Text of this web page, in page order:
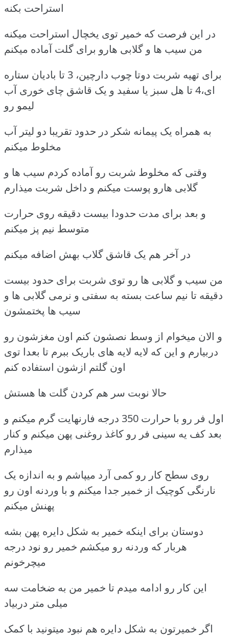
استراحت بکنه
در این فرصت که خمیر توی یخچال استراحت میکنه
من سیب ها و گلابی هارو برای گلت آماده میکنم
برای تهیه شربت دوتا چوب دارچین، 3 تا بادیان ستاره
ای،4 تا هل سبز یا سفید و یک قاشق چای خوری آب
لیمو رو
به همراه یک پیمانه شکر در حدود تقریبا دو لیتر آب
مخلوط میکنم
وقتی که مخلوط شربت رو آماده کردم سیب ها و
گلابی هارو پوست میکنم و داخل شربت میذارم
و بعد برای مدت حدودا بیست دقیقه روی حرارت
متوسط نیم پز میکنم
در آخر هم یک قاشق گلاب بهش اضافه میکنم
من سیب و گلابی ها رو توی شربت برای حدود بیست
دقیقه تا نیم ساعت بسته به سفتی و نرمی گلابی ها و
سیب ها پختمشون
و الان میخوام از وسط نصشون کنم اون مغزشون رو
دربیارم و این که لایه لایه های باریک ببرم تا بعدا توی
اون گلتم ازشون استفاده کنم
حالا نوبت سر هم کردن گلت ها هستش
اول فر رو با حرارت 350 درجه فارنهایت گرم میکنم و
بعد کف یه سینی فر رو کاغذ روغنی پهن میکنم و کنار
میذارم
روی سطح کار رو کمی آرد میپاشم و به اندازه یک
نارنگی کوچیک از خمیر جدا میکنم و با وردنه اون رو
پهنش میکنم
دوستان برای اینکه خمیر به شکل دایره پهن بشه
هربار که وردنه رو میکشم خمیر رو نود درجه
میچرخونم
این کار رو ادامه میدم تا خمیر من به ضخامت سه
میلی متر دربیاد
اگر خمیرتون به شکل دایره هم نبود میتونید با کمک